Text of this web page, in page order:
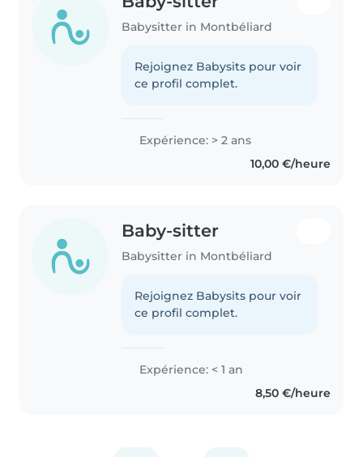
Babysitter in Montbéliard
Rejoignez Babysits pour voir
ce profil complet.
Expérience: > 2 ans
10,00 €/heure
Baby-sitter
Babysitter in Montbéliard
Rejoignez Babysits pour voir
ce profil complet.
Expérience: < 1 an
8,50 €/heure